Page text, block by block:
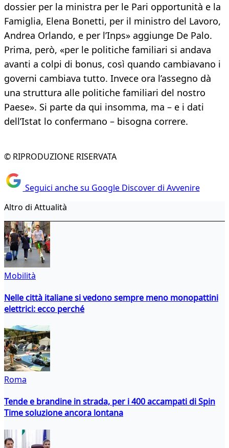
dossier per la ministra per le Pari opportunità e la
Famiglia, Elena Bonetti, per il ministro del Lavoro,
Andrea Orlando, e per l’Inps» aggiunge De Palo.
Prima, però, «per le politiche familiari si andava
avanti a colpi di bonus, così quando cambiavano i
governi cambiava tutto. Invece ora l’assegno dà
una struttura alle politiche familiari del nostro
Paese». Si parte da qui insomma, ma – e i dati
dell’Istat lo confermano – bisogna correre.
© RIPRODUZIONE RISERVATA
Seguici anche su Google Discover di Avvenire
Altro di Attualità
Mobilità
Nelle città italiane si vedono sempre meno monopattini
elettrici: ecco perché
Roma
Tende e brandine in strada, per i 400 accampati di Spin
Time soluzione ancora lontana